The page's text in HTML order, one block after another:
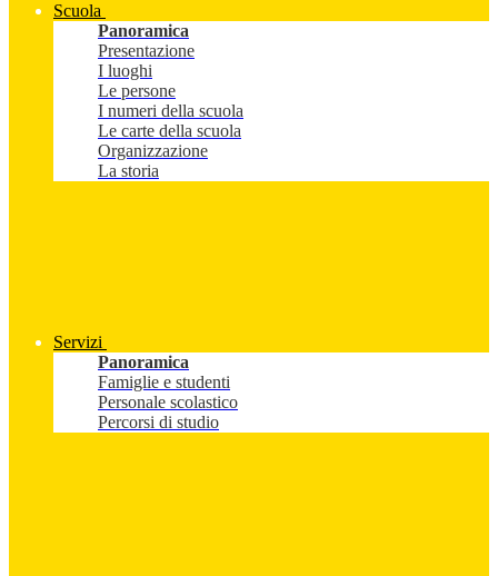
Scuola
Panoramica
Presentazione
I luoghi
Le persone
I numeri della scuola
Le carte della scuola
Organizzazione
La storia
Servizi
Panoramica
Famiglie e studenti
Personale scolastico
Percorsi di studio